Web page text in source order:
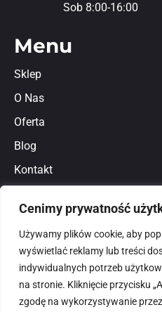
Cenimy prywatność
Używamy plików cookie, aby
wyświetlać reklamy lub treści
indywidualnych potrzeb
na stronie. Kliknięcie przycisku
zgodę na wykorzystywanie
Sob 8:00-16:00
Menu
Sklep
O Nas
Oferta
Blog
Kontakt
Polityka prywatności